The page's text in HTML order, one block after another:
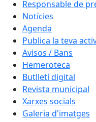
Responsable de
Notícies
Agenda
Publica la teva
Avisos / Bans
Hemeroteca
Butlletí digital
Revista municipal
Xarxes socials
Galeria d'imatges